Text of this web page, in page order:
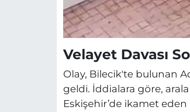
Velayet Davası
Olay, Bilecik'te bulunan
geldi. İddialara göre,
Eskişehir’de ikamet